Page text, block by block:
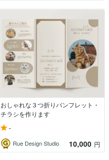
おしゃれな３つ折りパンフレット・
チラシを作ります
-
Rue Design Studio 10,000 円